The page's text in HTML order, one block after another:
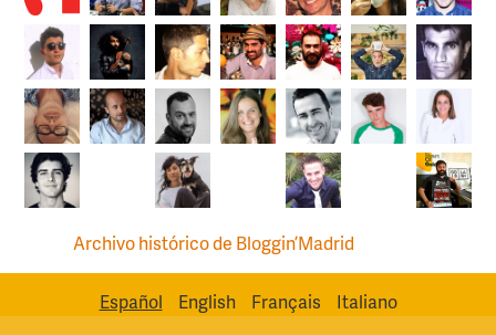
Archivo histórico de Bloggin’Madrid
Español English Français Italiano